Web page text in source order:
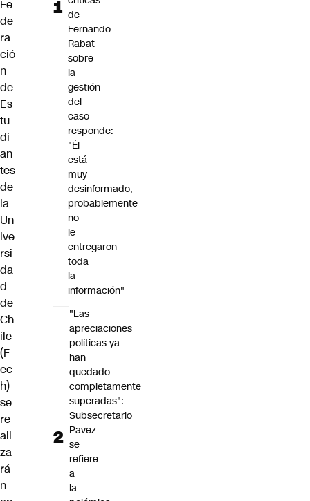
Fe
de
ra
ció
n
de
Es
tu
di
an
tes
de
la
Un
ive
rsi
da
d
de
Ch
ile
(F
ec
h)
se
re
ali
za
rá
n
de
Fernando
Rabat
sobre
la
gestión
del
caso
responde:
"Él
está
muy
desinformado,
probablemente
no
le
entregaron
toda
la
información"
"Las
apreciaciones
políticas ya
han
quedado
completamente
superadas":
Subsecretario
Pavez
se
refiere
a
la